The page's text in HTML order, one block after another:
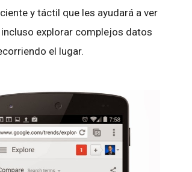
y táctil que les ayudará a ver
explorar complejos datos
el lugar.